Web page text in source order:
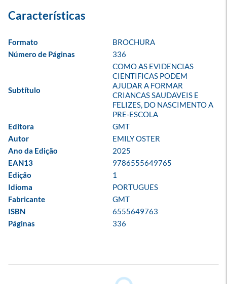
Formato
BROCHURA
Número de Páginas
336
Subtítulo
COMO AS EVIDENCIAS
CIENTIFICAS PODEM
AJUDAR A FORMAR
CRIANCAS SAUDAVEIS E
FELIZES, DO NASCIMENTO A
PRE-ESCOLA
Editora
GMT
Autor
EMILY OSTER
Ano da Edição
2025
EAN13
9786555649765
Edição
1
Idioma
PORTUGUES
Fabricante
GMT
ISBN
6555649763
Páginas
336